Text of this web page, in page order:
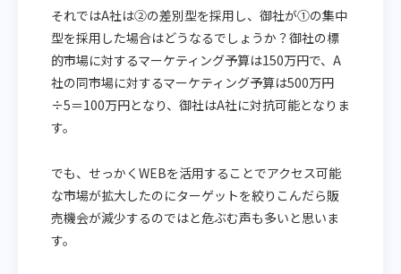
それではA社は②の差別型を採用し、御社が①の集中
型を採用した場合はどうなるでしょうか？御社の標
的市場に対するマーケティング予算は150万円で、A
社の同市場に対するマーケティング予算は500万円
÷5＝100万円となり、御社はA社に対抗可能となりま
す。
でも、せっかくWEBを活用することでアクセス可能
な市場が拡大したのにターゲットを絞りこんだら販
売機会が減少するのではと危ぶむ声も多いと思いま
す。